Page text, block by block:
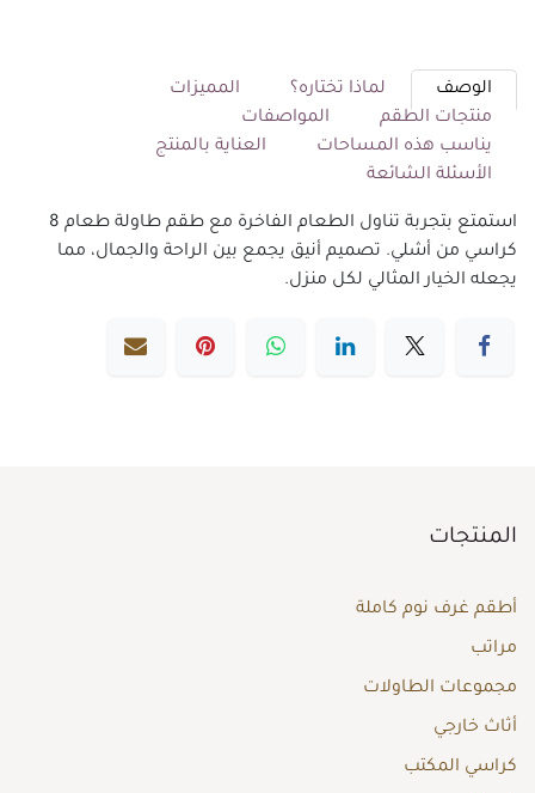
الوصف لماذا تختاره؟
المميزات
منتجات الطقم
المواصفات
يناسب هذه المساحات
العناية بالمنتج
الأسئلة الشائعة
استمتع بتجربة تناول الطعام الفاخرة مع طقم طاولة طعام 8
كراسي من أشلي. تصميم أنيق يجمع بين الراحة والجمال، مما
يجعله الخيار المثالي لكل منزل.
المنتجات
أطقم غرف نوم كاملة
مراتب
مجموعات الطاولات
أثاث خارجي
كراسي المكتب